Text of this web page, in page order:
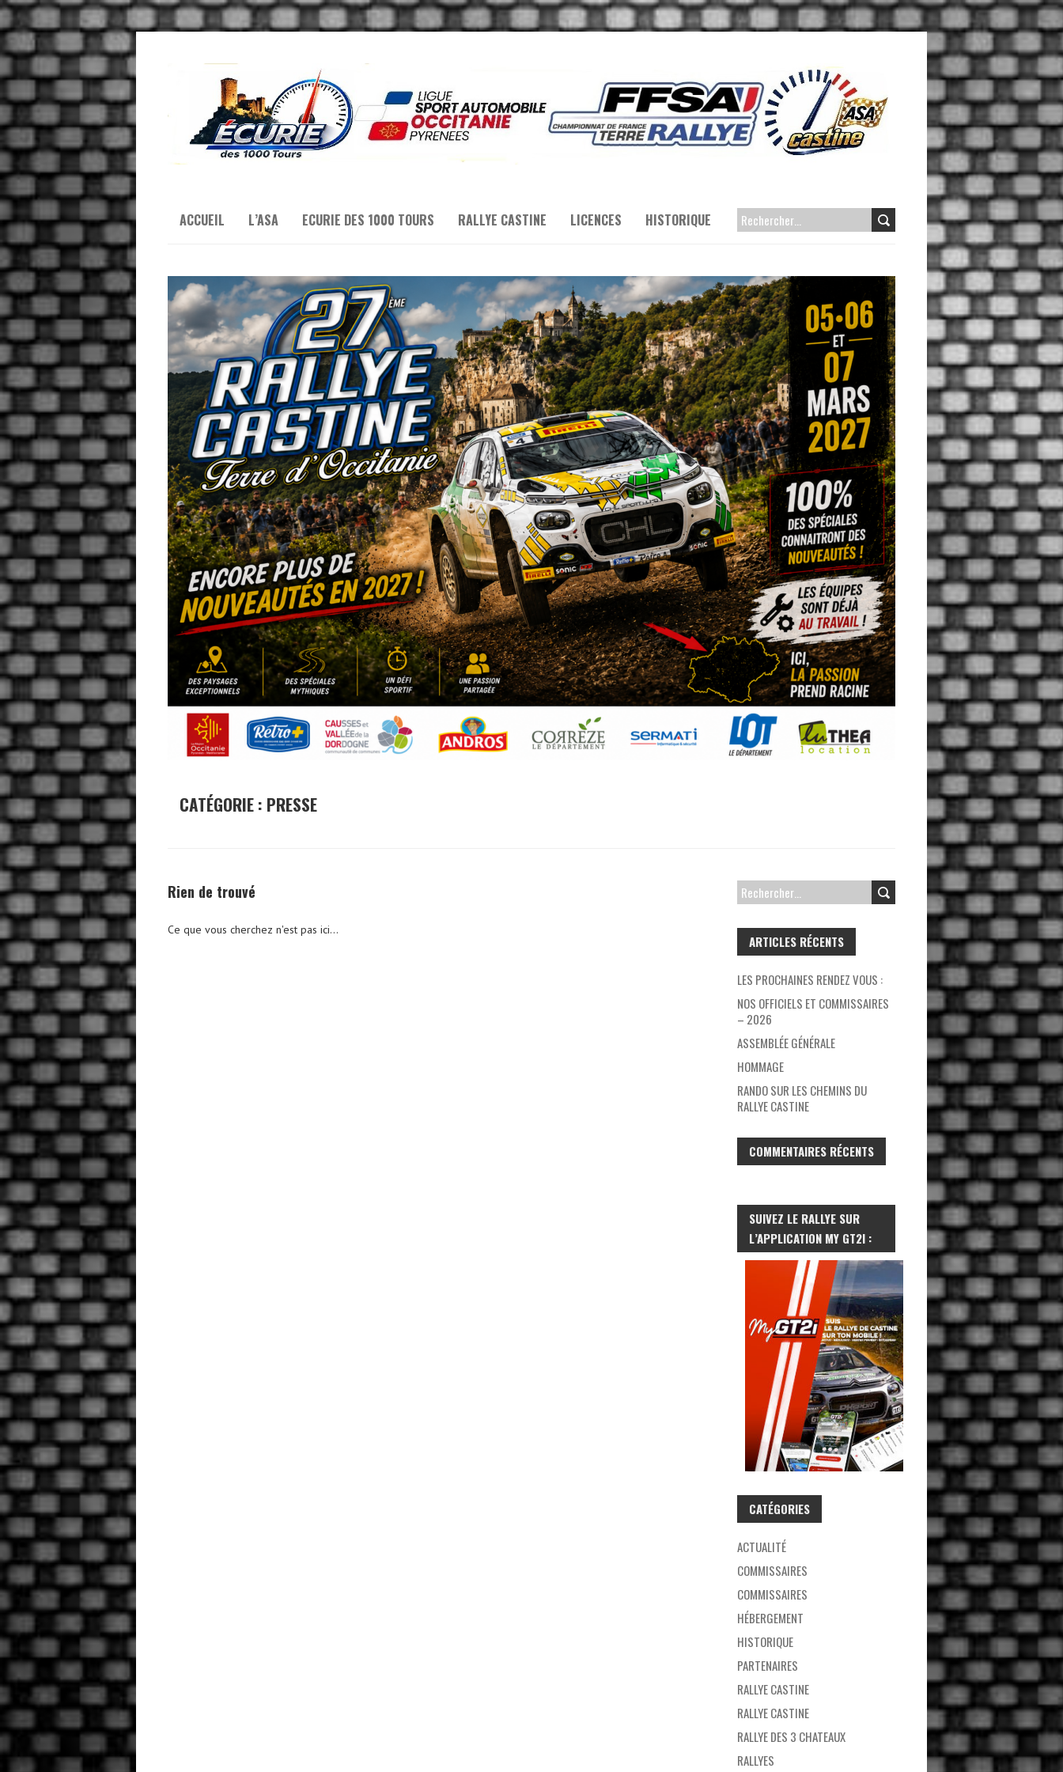
ACCUEIL L’ASA ECURIE DES 1000 TOURS RALLYE CASTINE LICENCES HISTORIQUE RECHERCHER :
CATÉGORIE : PRESSE
Rien de trouvé
Ce que vous cherchez n'est pas ici...
RECHERCHER :
ARTICLES RÉCENTS
LES PROCHAINES RENDEZ VOUS :
NOS OFFICIELS ET COMMISSAIRES
– 2026
ASSEMBLÉE GÉNÉRALE
HOMMAGE
RANDO SUR LES CHEMINS DU
RALLYE CASTINE
COMMENTAIRES RÉCENTS
SUIVEZ LE RALLYE SUR
L’APPLICATION MY GT2I :
CATÉGORIES
ACTUALITÉ
COMMISSAIRES
COMMISSAIRES
HÉBERGEMENT
HISTORIQUE
PARTENAIRES
RALLYE CASTINE
RALLYE CASTINE
RALLYE DES 3 CHATEAUX
RALLYES